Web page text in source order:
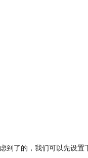
到了的，我们可以先设